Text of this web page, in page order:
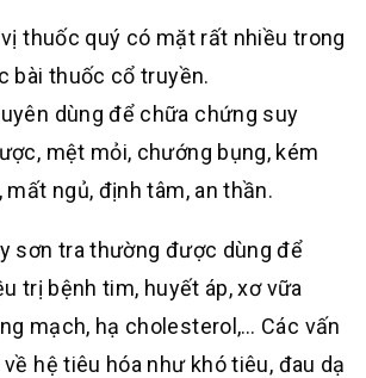
vị thuốc quý có mặt rất nhiều trong
bài thuốc cổ truyền.
dùng để chữa chứng suy
mệt mỏi, chướng bụng, kém
mất ngủ, định tâm, an thần.
sơn tra thường được dùng để
trị bệnh tim, huyết áp, xơ vữa
mạch, hạ cholesterol,… Các vấn
hệ tiêu hóa như khó tiêu, đau dạ